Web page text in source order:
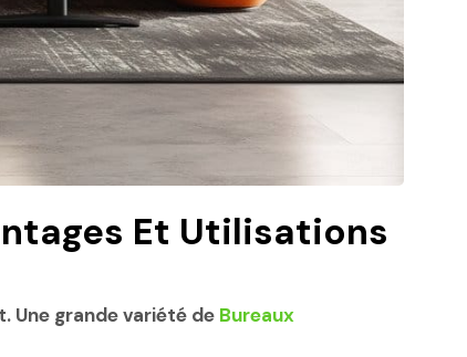
Et Utilisations
Une grande variété de Bureaux